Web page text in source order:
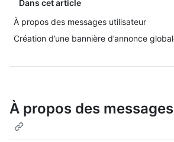
Dans cet article
À propos des messages utilisateur
Création d’une bannière d’annonce
À propos des